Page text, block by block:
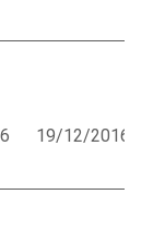
19/12/2016